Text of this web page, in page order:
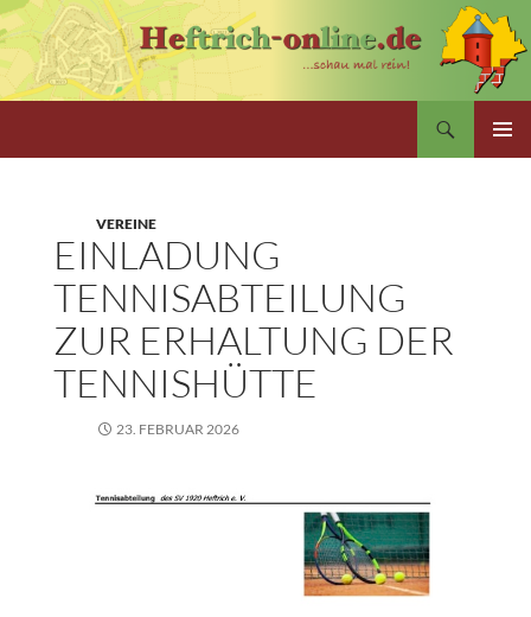
Zum
Inhalt
springen
VEREINE
EINLADUNG
TENNISABTEILUNG
ZUR ERHALTUNG DER
TENNISHÜTTE
23. FEBRUAR 2026